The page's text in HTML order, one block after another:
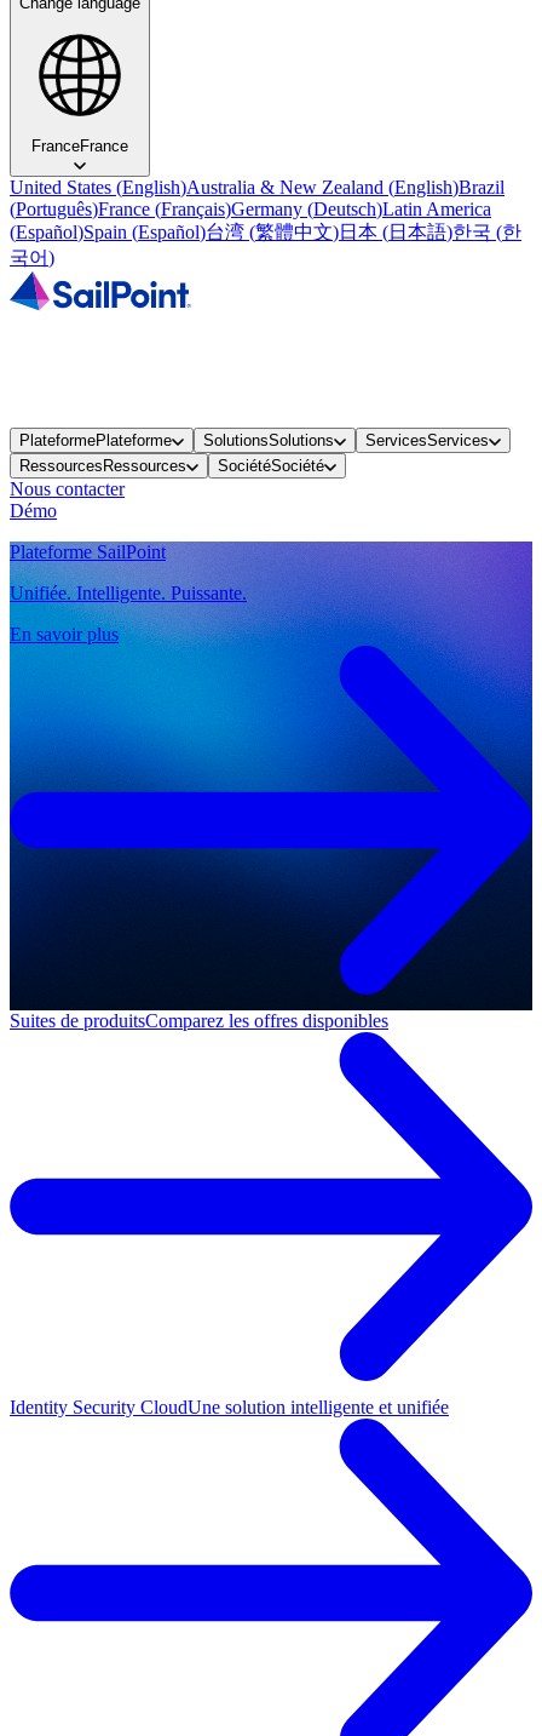
FranceFrance
United States (English)Australia & New Zealand (English)Brazil
(Português)France (Français)Germany (Deutsch)Latin America
(Español)Spain (Español)台湾 (繁體中文)日本 (日本語)한국 (한
국어)
PlateformePlateforme SolutionsSolutions ServicesServices
Ressources Ressources SociétéSociété
Nous contacter
Démo
Plateforme SailPoint
Unifiée. Intelligente. Puissante.
En savoir plus
Suites de produitsComparez les offres disponibles
Identity Security CloudUne solution intelligente et unifiée